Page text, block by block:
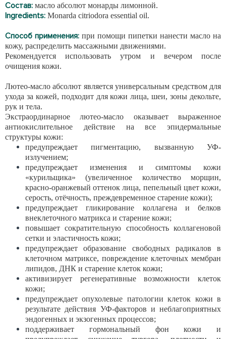
Состав: масло абсолют монарды лимонной.
Ingredients: Monarda citriodora essential oil.
Способ применения: при помощи пипетки нанести масло на
кожу, распределить массажными движениями.
Рекомендуется использовать утром и вечером после
очищения кожи.
Лютео-масло абсолют является универсальным средством для
ухода за кожей, подходит для кожи лица, шеи, зоны декольте,
рук и тела.
Экстраординарное лютео-масло оказывает выраженное
антиокислительное действие на все эпидермальные
структуры кожи:
предупреждает пигментацию, вызванную УФ-
излучением;
предупреждает изменения и симптомы кожи
«курильщика» (увеличенное количество морщин,
красно-оранжевый оттенок лица, пепельный цвет кожи,
серость, отёчность, преждевременное старение кожи);
предупреждает гликирование коллагена и белков
внеклеточного матрикса и старение кожи;
повышает сократительную способность коллагеновой
сетки и эластичность кожи;
предупреждает образование свободных радикалов в
клеточном матриксе, повреждение клеточных мембран
липидов, ДНК и старение клеток кожи;
активизирует регенеративные возможности клеток
кожи;
предупреждает опухолевые патологии клеток кожи в
результате действия УФ-факторов и неблагоприятных
эндогенных и экзогенных процессов;
поддерживает гормональный фон кожи и